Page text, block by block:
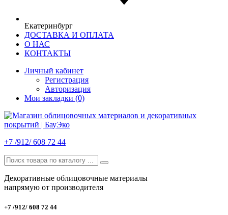
Екатеринбург
ДОСТАВКА И ОПЛАТА
О НАС
КОНТАКТЫ
Личный кабинет
Регистрация
Авторизация
Мои закладки (0)
+7 /912/ 608 72 44
Декоративные облицовочные материалы
напрямую от производителя
+7 /912/ 608 72 44